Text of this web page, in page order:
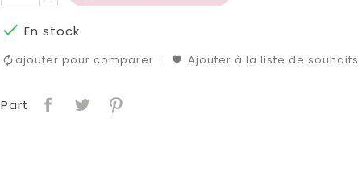
 En stock
ajouter pour comparer Ajouter à la liste de souhaits
Part